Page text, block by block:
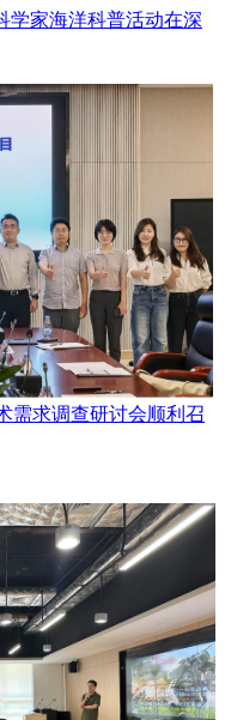
学家海洋科普活动在深
需求调查研讨会顺利召